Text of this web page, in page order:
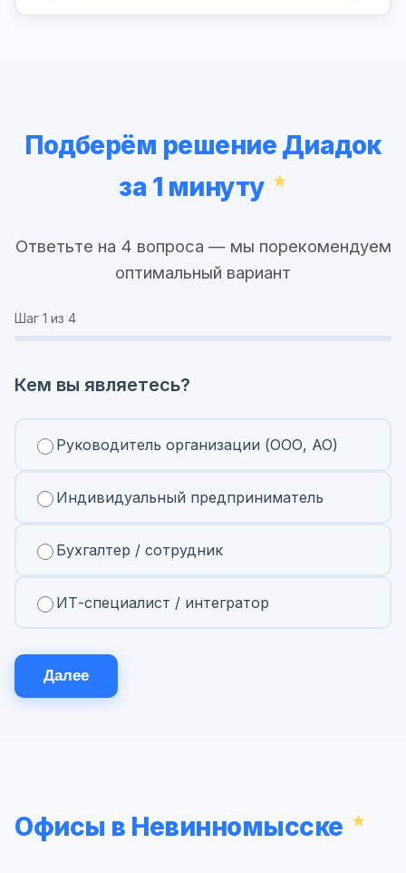
Подберём решение Диадок
за 1 минуту
Ответьте на 4 вопроса — мы порекомендуем
оптимальный вариант
Шаг 1 из 4
Кем вы являетесь?
Руководитель организации (ООО, АО)
Индивидуальный предприниматель
Бухгалтер / сотрудник
ИТ-специалист / интегратор
Далее
Офисы в Невинномысске